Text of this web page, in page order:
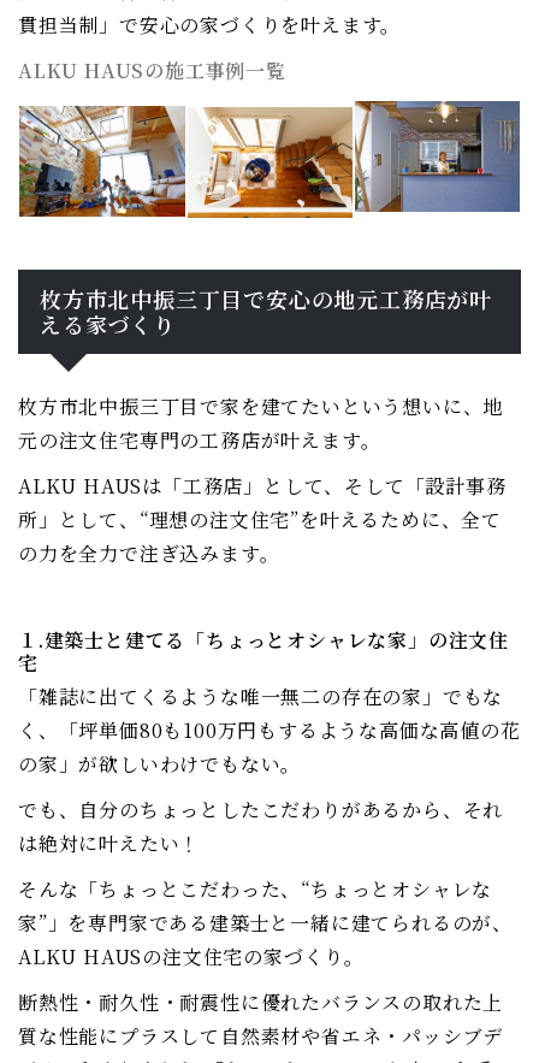
貫担当制」で安心の家づくりを叶えます。
ALKU HAUSの施工事例一覧
枚方市北中振三丁目で安心の地元工務店が叶
える家づくり
枚方市北中振三丁目で家を建てたいという想いに、地
元の注文住宅専門の工務店が叶えます。
ALKU HAUSは「工務店」として、そして「設計事務
所」として、“理想の注文住宅”を叶えるために、全て
の力を全力で注ぎ込みます。
１.建築士と建てる「ちょっとオシャレな家」の注文住
宅
「雑誌に出てくるような唯一無二の存在の家」でもな
く、「坪単価80も100万円もするような高価な高値の花
の家」が欲しいわけでもない。
でも、自分のちょっとしたこだわりがあるから、それ
は絶対に叶えたい！
そんな「ちょっとこだわった、“ちょっとオシャレな
家”」を専門家である建築士と一緒に建てられるのが、
ALKU HAUSの注文住宅の家づくり。
断熱性・耐久性・耐震性に優れたバランスの取れた上
質な性能にプラスして自然素材や省エネ・パッシブデ